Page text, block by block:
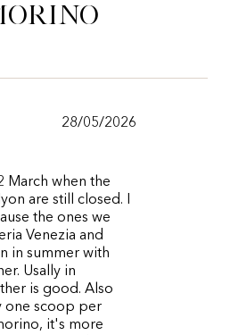
28/05/2026
March when the
are still closed. I
the ones we
Venezia and
in summer with
Usally in
is good. Also
one scoop per
it's more